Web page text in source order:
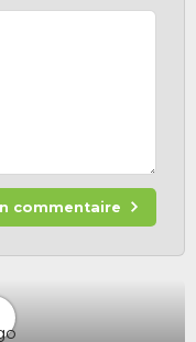
commentaire